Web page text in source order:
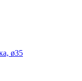
ø35